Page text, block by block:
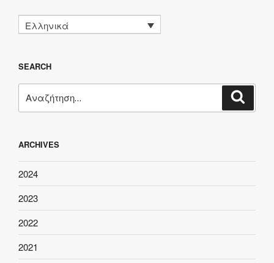
Ελληνικά
SEARCH
για:
ARCHIVES
2024
2023
2022
2021